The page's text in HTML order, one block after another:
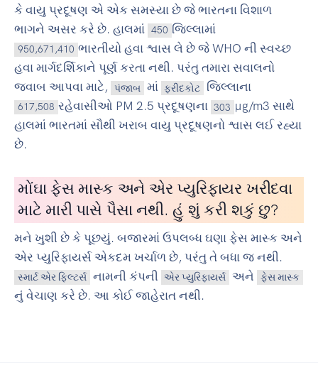
કે વાયુ પ્રદૂષણ એ એક સમસ્યા છે જે ભારતના વિશાળ
ભાગને અસર કરે છે. હાલમાં 450 જિલ્લામાં
950,671,410 ભારતીયો હવા શ્વાસ લે છે જે WHO ની સ્વચ્છ
હવા માર્ગદર્શિકાને પૂર્ણ કરતા નથી. પરંતુ તમારા સવાલનો
જવાબ આપવા માટે,
પંજાબ માં ફરીદકોટ જિલ્લાના
617,508 રહેવાસીઓ PM 2.5 પ્રદૂષણના 303 µg/m3 સાથે
હાલમાં ભારતમાં સૌથી ખરાબ વાયુ પ્રદૂષણનો શ્વાસ લઈ રહ્યા
છે.
મોંઘા ફેસ માસ્ક અને એર પ્યુરિફાયર ખરીદવા
માટે મારી પાસે પૈસા નથી. હું શું કરી શકું છુ?
મને ખુશી છે કે પૂછયું. બજારમાં ઉપલબ્ધ ઘણા ફેસ માસ્ક અને
એર પ્યુરિફાયર્સ એકદમ ખર્ચાળ છે, પરંતુ તે બધા જ નથી.
સ્માર્ટ એર ફિલ્ટર્સ નામની કંપની એર પ્યુરિફાયર્સ અને ફેસ માસ્ક
નું વેચાણ કરે છે. આ કોઈ જાહેરાત નથી.